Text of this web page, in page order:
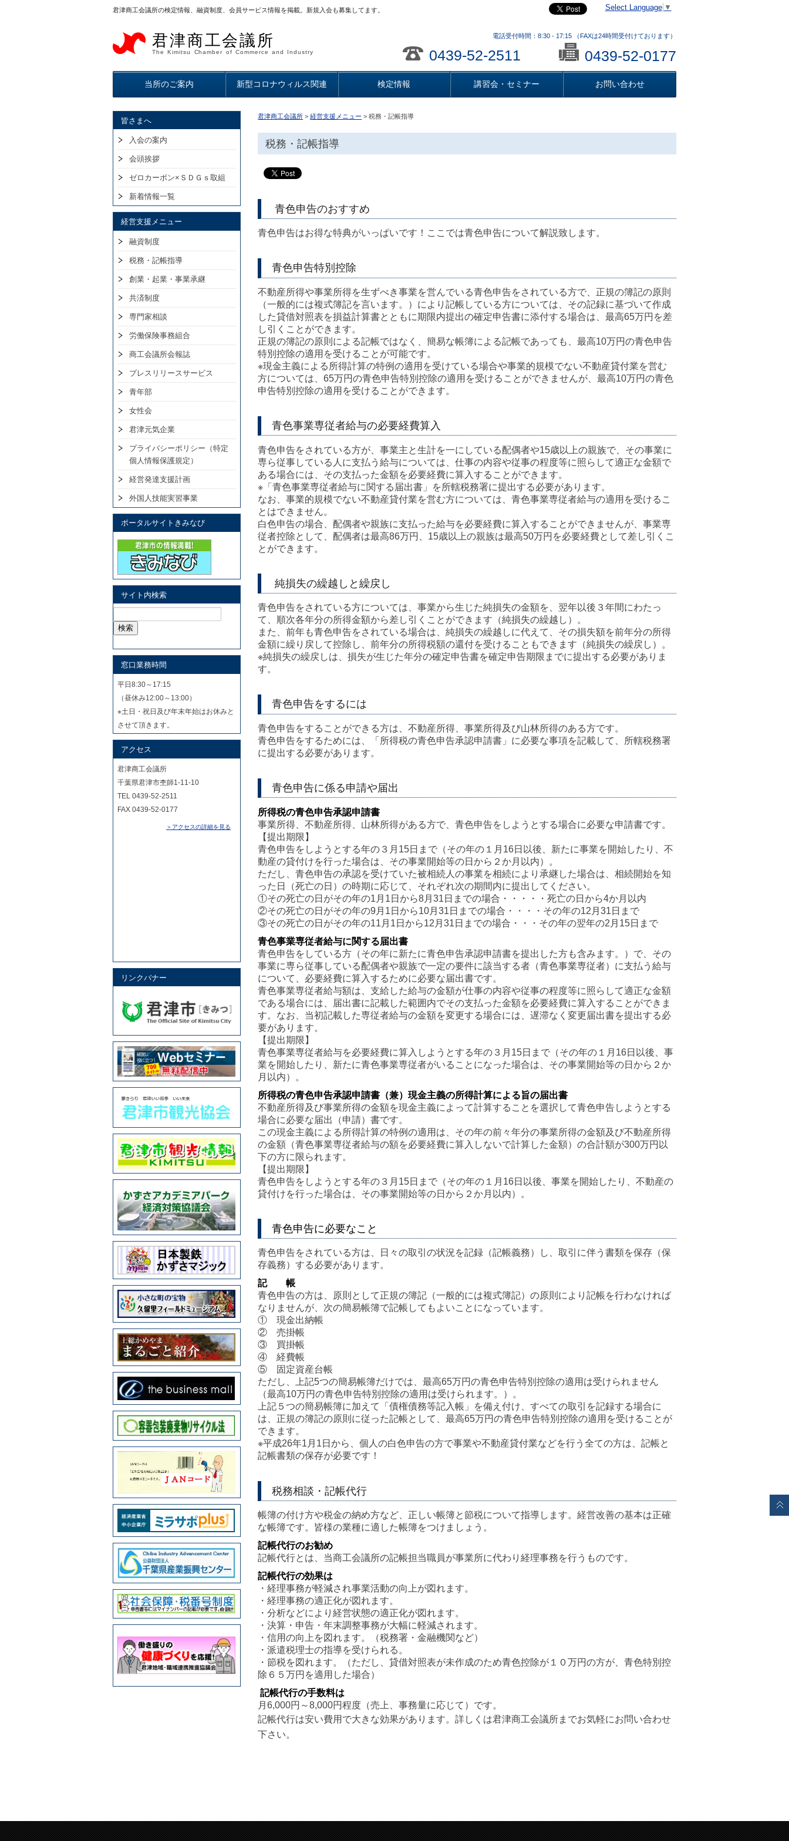
君津商工会議所の検定情報、融資制度、会員サービス情報を掲載。新規入会も募集してます。 Select Language ▼
君津商工会議所
The Kimitsu Chamber of Commerce and Industry
電話受付時間：8:30 - 17:15 （FAXは24時間受付けております）
0439-52-2511 0439-52-0177
当所のご案内 新型コロナウィルス関連 検定情報 講習会・セミナー お問い合わせ
君津商工会議所 >経営支援メニュー > 税務・記帳指導
税務・記帳指導
青色申告のおすすめ
青色申告はお得な特典がいっぱいです！ここでは青色申告について解説致します。
青色申告特別控除
不動産所得や事業所得を生ずべき事業を営んでいる青色申告をされている方で、正規の簿記の原則
（一般的には複式簿記を言います。）により記帳している方については、その記録に基づいて作成
した貸借対照表を損益計算書とともに期限内提出の確定申告書に添付する場合は、最高65万円を差
し引くことができます。
正規の簿記の原則による記帳ではなく、簡易な帳簿による記帳であっても、最高10万円の青色申告
特別控除の適用を受けることが可能です。
※現金主義による所得計算の特例の適用を受けている場合や事業的規模でない不動産貸付業を営む
方については、65万円の青色申告特別控除の適用を受けることができませんが、最高10万円の青色
申告特別控除の適用を受けることができます。
青色事業専従者給与の必要経費算入
青色申告をされている方が、事業主と生計を一にしている配偶者や15歳以上の親族で、その事業に
専ら従事している人に支払う給与については、仕事の内容や従事の程度等に照らして適正な金額で
ある場合には、その支払った金額を必要経費に算入することができます。
※「青色事業専従者給与に関する届出書」を所轄税務署に提出する必要があります。
なお、事業的規模でない不動産貸付業を営む方については、青色事業専従者給与の適用を受けるこ
とはできません。
白色申告の場合、配偶者や親族に支払った給与を必要経費に算入することができませんが、事業専
従者控除として、配偶者は最高86万円、15歳以上の親族は最高50万円を必要経費として差し引くこ
とができます。
純損失の繰越しと繰戻し
青色申告をされている方については、事業から生じた純損失の金額を、翌年以後３年間にわたっ
て、順次各年分の所得金額から差し引くことができます（純損失の繰越し）。
また、前年も青色申告をされている場合は、純損失の繰越しに代えて、その損失額を前年分の所得
金額に繰り戻して控除し、前年分の所得税額の還付を受けることもできます（純損失の繰戻し）。
※純損失の繰戻しは、損失が生じた年分の確定申告書を確定申告期限までに提出する必要がありま
す。
青色申告をするには
青色申告をすることができる方は、不動産所得、事業所得及び山林所得のある方です。
青色申告をするためには、「所得税の青色申告承認申請書」に必要な事項を記載して、所轄税務署
に提出する必要があります。
青色申告に係る申請や届出
所得税の青色申告承認申請書
事業所得、不動産所得、山林所得がある方で、青色申告をしようとする場合に必要な申請書です。
【提出期限】
青色申告をしようとする年の３月15日まで（その年の１月16日以後、新たに事業を開始したり、不
動産の貸付けを行った場合は、その事業開始等の日から２か月以内）。
ただし、青色申告の承認を受けていた被相続人の事業を相続により承継した場合は、相続開始を知
った日（死亡の日）の時期に応じて、それぞれ次の期間内に提出してください。
①その死亡の日がその年の1月1日から8月31日までの場合・・・・・死亡の日から4か月以内
②その死亡の日がその年の9月1日から10月31日までの場合・・・・その年の12月31日まで
③その死亡の日がその年の11月1日から12月31日までの場合・・・その年の翌年の2月15日まで
青色事業専従者給与に関する届出書
青色申告をしている方（その年に新たに青色申告承認申請書を提出した方も含みます。）で、その
事業に専ら従事している配偶者や親族で一定の要件に該当する者（青色事業専従者）に支払う給与
について、必要経費に算入するために必要な届出書です。
青色事業専従者給与額は、支給した給与の金額が仕事の内容や従事の程度等に照らして適正な金額
である場合には、届出書に記載した範囲内でその支払った金額を必要経費に算入することができま
す。なお、当初記載した専従者給与の金額を変更する場合には、遅滞なく変更届出書を提出する必
要があります。
【提出期限】
青色事業専従者給与を必要経費に算入しようとする年の３月15日まで（その年の１月16日以後、事
業を開始したり、新たに青色事業専従者がいることになった場合は、その事業開始等の日から２か
月以内）。
所得税の青色申告承認申請書（兼）現金主義の所得計算による旨の届出書
不動産所得及び事業所得の金額を現金主義によって計算することを選択して青色申告しようとする
場合に必要な届出（申請）書です。
この現金主義による所得計算の特例の適用は、その年の前々年分の事業所得の金額及び不動産所得
の金額（青色事業専従者給与の額を必要経費に算入しないで計算した金額）の合計額が300万円以
下の方に限られます。
【提出期限】
青色申告をしようとする年の３月15日まで（その年の１月16日以後、事業を開始したり、不動産の
貸付けを行った場合は、その事業開始等の日から２か月以内）。
青色申告に必要なこと
青色申告をされている方は、日々の取引の状況を記録（記帳義務）し、取引に伴う書類を保存（保
存義務）する必要があります。
記 帳
青色申告の方は、原則として正規の簿記（一般的には複式簿記）の原則により記帳を行わなければ
なりませんが、次の簡易帳簿で記帳してもよいことになっています。
① 現金出納帳
② 売掛帳
③ 買掛帳
④ 経費帳
⑤ 固定資産台帳
ただし、上記5つの簡易帳簿だけでは、最高65万円の青色申告特別控除の適用は受けられません
（最高10万円の青色申告特別控除の適用は受けられます。）。
上記５つの簡易帳簿に加えて「債権債務等記入帳」を備え付け、すべての取引を記録する場合に
は、正規の簿記の原則に従った記帳として、最高65万円の青色申告特別控除の適用を受けることが
できます。
※平成26年1月1日から、個人の白色申告の方で事業や不動産貸付業などを行う全ての方は、記帳と
記帳書類の保存が必要です！
税務相談・記帳代行
帳簿の付け方や税金の納め方など、正しい帳簿と節税について指導します。経営改善の基本は正確
な帳簿です。皆様の業種に適した帳簿をつけましょう。
記帳代行のお勧め
記帳代行とは、当商工会議所の記帳担当職員が事業所に代わり経理事務を行うものです。
記帳代行の効果は
・経理事務が軽減され事業活動の向上が図れます。
・経理事務の適正化が図れます。
・分析などにより経営状態の適正化が図れます。
・決算・申告・年末調整事務が大幅に軽減されます。
・信用の向上を図れます。（税務署・金融機関など）
・派遣税理士の指導を受けられる。
・節税を図れます。（ただし、貸借対照表が未作成のため青色控除が１０万円の方が、青色特別控
除６５万円を適用した場合）
記帳代行の手数料は
月6,000円～8,000円程度（売上、事務量に応じて）です。
記帳代行は安い費用で大きな効果があります。詳しくは君津商工会議所までお気軽にお問い合わせ
下さい。
皆さまへ
入会の案内
会頭挨拶
ゼロカーボン×ＳＤＧｓ取組
新着情報一覧
経営支援メニュー
融資制度
税務・記帳指導
創業・起業・事業承継
共済制度
専門家相談
労働保険事務組合
商工会議所会報誌
プレスリリースサービス
青年部
女性会
君津元気企業
プライバシーポリシー（特定
個人情報保護規定）
経営発達支援計画
外国人技能実習事業
ポータルサイトきみなび
サイト内検索
索:
窓口業務時間
平日8:30～17:15
（昼休み12:00～13:00）
※土日・祝日及び年末年始はお休みと
させて頂きます。
アクセス
君津商工会議所
千葉県君津市杢師1-11-10
TEL 0439-52-2511
FAX 0439-52-0177
＞アクセスの詳細を見る
リンクバナー